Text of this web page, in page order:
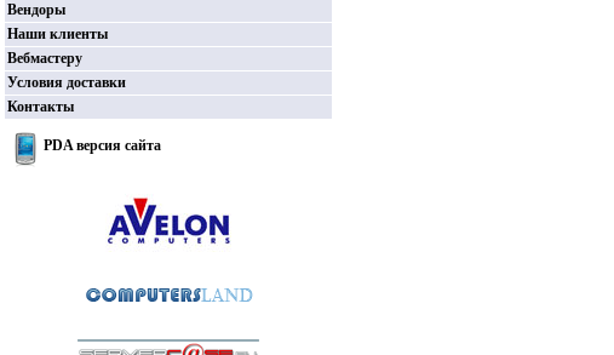
Вендоры
Наши клиенты
Вебмастеру
Условия доставки
Контакты
PDA версия сайта